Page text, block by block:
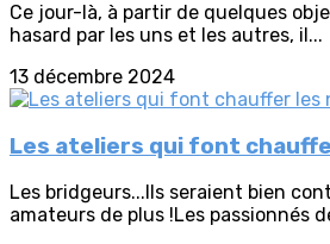
Ce jour-là, à partir de quelques
hasard par les uns et les autres, il...
13 décembre 2024
Les ateliers qui font
Les bridgeurs...Ils seraient bien
amateurs de plus !Les passionnés